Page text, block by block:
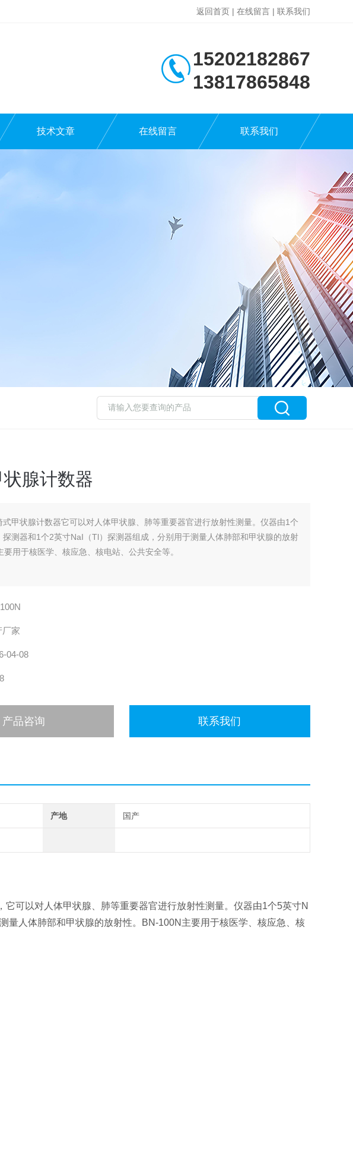
返回首页 | 在线留言 | 联系我们
15202182867
13817865848
技术文章 在线留言 联系我们
腺计数器
式甲状腺计数器它可以对人体甲状腺、肺等重要器官进行放射性测量。仪器由1个
探测器和1个2英寸NaI（Tl）探测器组成，分别用于测量人体肺部和甲状腺的放射
要用于核医学、核应急、核电站、公共安全等。
厂家
04-08
产品咨询 联系我们
产地 国产
可以对人体甲状腺、肺等重要器官进行放射性测量。仪器由1个5英寸N
量人体肺部和甲状腺的放射性。BN-100N主要用于核医学、核应急、核